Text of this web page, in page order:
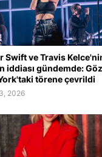
Swift ve Travis
iddiası gündemde:
törene çevrildi
2026